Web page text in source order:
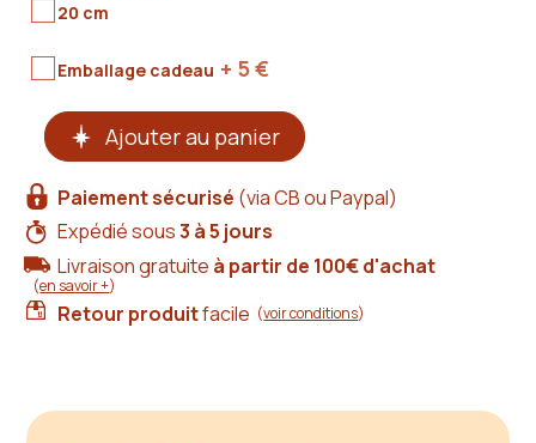
20 cm
Emballage cadeau + 5€
quantité
de
Bracelet
en
cuir
esprit
vintage
Ajouter au panier
Paiement sécurisé (via CB ou Paypal)
Expédié sous3 à 5 jours
Livraison gratuite à partir de 100€ d'achat
(en savoir +)
Retour produitfacile (voir conditions)